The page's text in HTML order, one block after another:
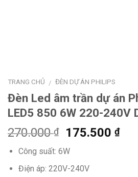
TRANG CHỦ / ĐÈN DỰ ÁN PHILIPS
Đèn Led âm trần dự án
LED5 850 6W 220-240V
270.000₫
Giá
gốc
là:
270.000 ₫.
175.500₫Giá
Công suất: 6W
Điện áp: 220V-240V